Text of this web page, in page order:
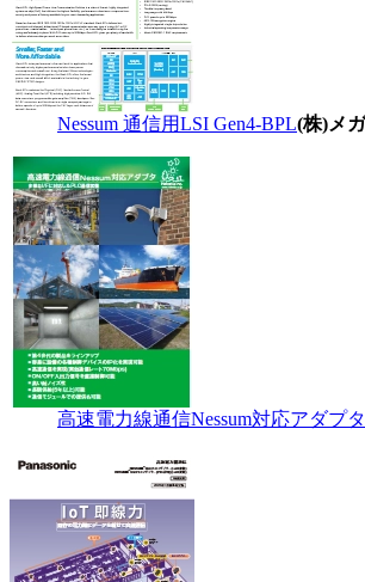
Nessum 通信用LSI Gen4-BPL(株)メ
高速電力線通信Nessum対応アダプタ